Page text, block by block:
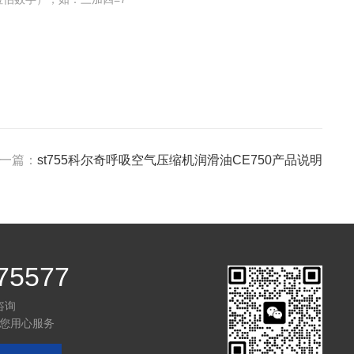
篇： st755科尔奇呼吸空气压缩机润滑油CE750产品说明
询
用心服务